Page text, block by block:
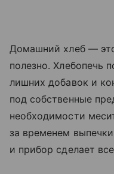
Домашний хлеб —
полезно. Хлебопечь
лишних добавок и
под собственные
необходимости
за временем
и прибор сделает